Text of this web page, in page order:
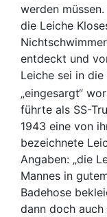
werden
die Leiche
entdeckt und
Leiche sei in
„eingesargt“
führte als SS-
1943 eine von
bezeichnete
Angaben: „die
Mannes in
Badehose
dann doch auch